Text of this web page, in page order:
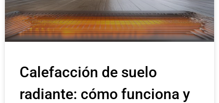
Calefacción de suelo
radiante: cómo funciona y